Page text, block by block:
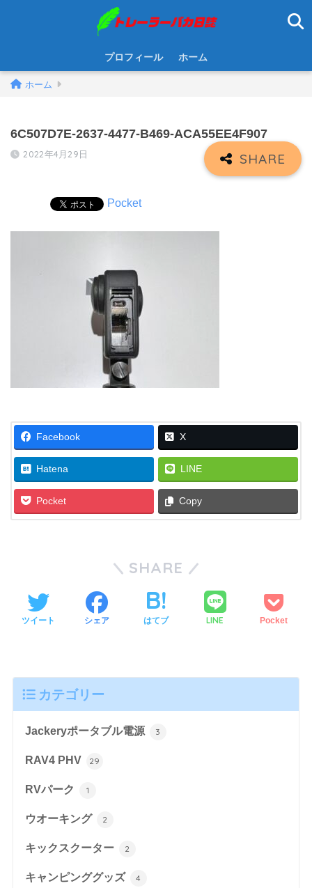
プロフィール ホーム
ホーム
6C507D7E-2637-4477-B469-ACA55EE4F907
2022年4月29日
Pocket
Facebook X
Hatena LINE
Pocket Copy
SHARE
ツイート シェア はてブ LINE Pocket
カテゴリー
Jackeryポータブル電源 3
RAV4 PHV 29
RVパーク 1
ウオーキング 2
キックスクーター 2
キャンピンググッズ 4